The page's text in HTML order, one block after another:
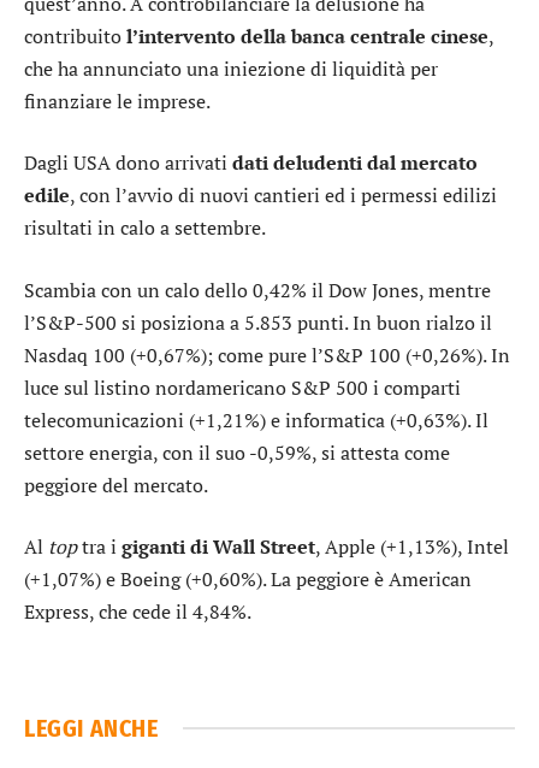
contribuitol’intervento della banca centrale cinese,
che ha annunciato una iniezione di liquidità per
finanziare le imprese.
Dagli USA dono arrivati dati deludenti dal mercato
edile, con l’avvio di nuovi cantieri ed i permessi edilizi
risultati in calo a settembre.
Scambia con un calo dello 0,42% il Dow Jones, mentre
l’S&P-500 si posiziona a 5.853 punti. In buon rialzo il
Nasdaq 100 (+0,67%); come pure l’S&P 100 (+0,26%). In
luce sul listino nordamericano S&P 500 i comparti
telecomunicazioni (+1,21%) einformatica (+0,63%). Il
settoreenergia, con il suo -0,59%, si attesta come
peggiore del mercato.
Al toptra i giganti di Wall Street,Apple (+1,13%),Intel
(+1,07%) eBoeing(+0,60%). La peggiore èAmerican
Express, che cede il 4,84%.
LEGGI ANCHE